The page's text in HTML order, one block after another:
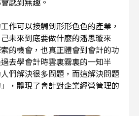
作可以接觸到形形色色的產業，
未來到底要做什麼的潘思璇來
的機會，也真正體會到會計的功
去學會計時雲裏霧裏的一知半
們解決很多問題，而這解決問題
，體現了會計對企業經營管理的